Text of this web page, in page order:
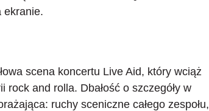
ekranie.
scena koncertu Live Aid, który wciąż
rock and rolla. Dbałość o szczegóły w
ruchy sceniczne całego zespołu,